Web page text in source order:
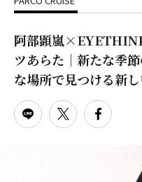
ニュース
特集
TAX FREE
DELIVERY SERVICES
阿部顕嵐
ツあらた｜新たな季
な場所で見つける新